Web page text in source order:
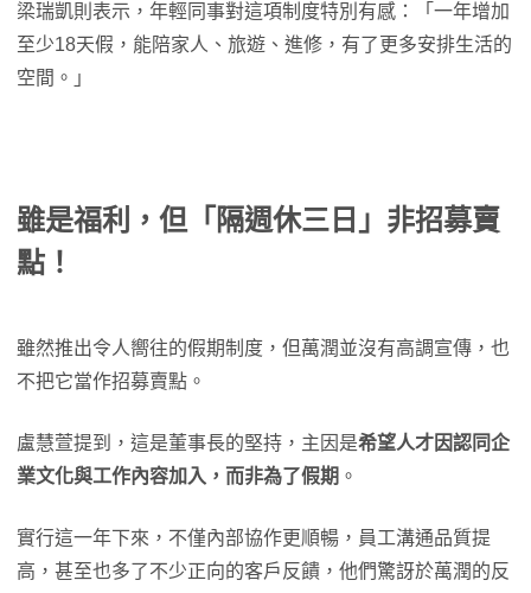
梁瑞凱則表示，年輕同事對這項制度特別有感：「一年增加
至少18天假，能陪家人、旅遊、進修，有了更多安排生活的
空間。」
雖是福利，但「隔週休三日」非招募賣
點！
雖然推出令人嚮往的假期制度，但萬潤並沒有高調宣傳，也
不把它當作招募賣點。
盧慧萱提到，這是董事長的堅持，主因是希望人才因認同企
業文化與工作內容加入，而非為了假期 。
實行這一年下來，不僅內部協作更順暢，員工溝通品質提
高，甚至也多了不少正向的客戶反饋，他們驚訝於萬潤的反